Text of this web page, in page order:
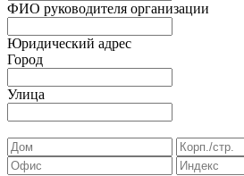
ФИО руководителя организации
Юридический адрес
Город
Улица